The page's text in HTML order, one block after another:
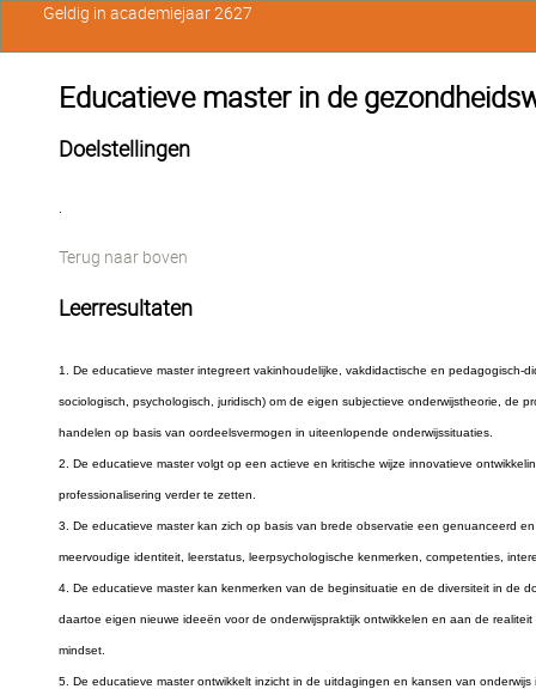
Educatieve master in de
Doelstellingen
Terug naar boven
Leerresultaten
1. De educatieve master integreert vakinhoudelijke, vakdidactische en
sociologisch, psychologisch, juridisch) om de eigen subjectieve onderwijstheorie, de
handelen op basis van oordeelsvermogen in uiteenlopende onderwijssituaties.
2. De educatieve master volgt op een actieve en kritische wijze innovatieve
professionalisering verder te zetten.
3. De educatieve master kan zich op basis van brede observatie een genuanceerd
meervoudige identiteit, leerstatus, leerpsychologische kenmerken, competenties,
4. De educatieve master kan kenmerken van de beginsituatie en de diversiteit in de
daartoe eigen nieuwe ideeën voor de onderwijspraktijk ontwikkelen en aan de
mindset.
5. De educatieve master ontwikkelt inzicht in de uitdagingen en kansen van
Geldig in academiejaar 2627